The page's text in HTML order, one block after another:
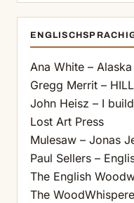
Ana White – Alaska
Gregg Merrit –
John Heisz – I
Lost Art Press
Mulesaw – Jonas
Paul Sellers –
The English
The